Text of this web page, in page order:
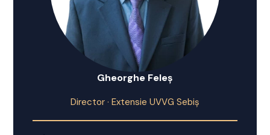
Gheorghe Feleș
Director · Extensie UVVG Sebiș